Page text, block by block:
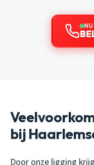
bij
Door onze ligging